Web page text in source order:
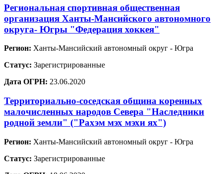
Региональная спортивная общественная
организация Ханты-Мансийского автономного
округа- Югры "Федерация хоккея"
Регион: Ханты-Мансийский автономный округ - Югра
Статус: Зарегистрированные
Дата ОГРН: 23.06.2020
Территориально-соседская община коренных
малочисленных народов Севера "Наследники
родной земли" ("Рахэм мэх мэхи ях")
Регион: Ханты-Мансийский автономный округ - Югра
Статус: Зарегистрированные